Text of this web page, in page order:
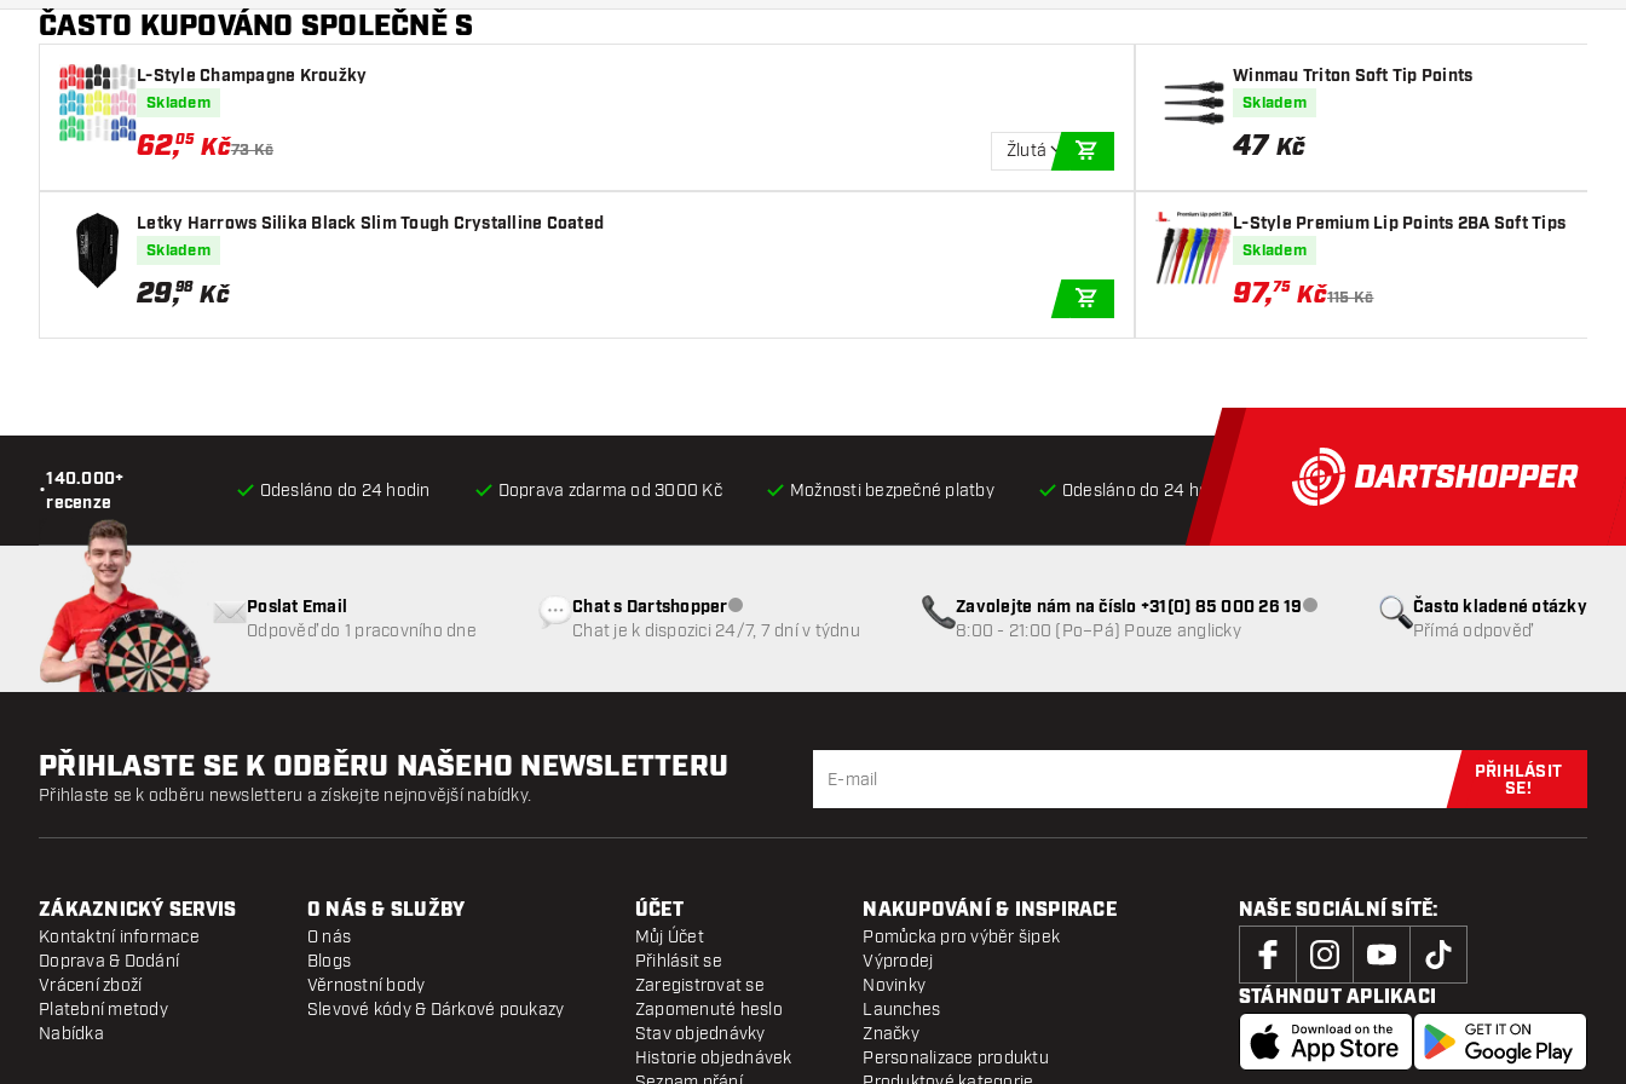
ČASTO KUPOVÁNO SPOLEČNĚ S
L-Style Champagne Kroužky
Skladem
62,05 Kč73 Kč Žlutá
Letky Harrows Silika Black Slim Tough Crystalline Coated
Skladem
29,98 Kč
Winmau Triton Soft Tip Points
Skladem
47 Kč
L-Style Premium Lip Points 2BA Soft Tips
Skladem
97,75 Kč115 Kč
•
140.000+
recenze
Odesláno do 24 hodin Doprava zdarma od 3000 Kč Možnosti bezpečné platby Odesláno do 24 hodin Doprava zdarma od 3000 Kč
Často kladené otázky
Přímá odpověď
Poslat Email
Odpověď do 1 pracovního dne
Chat s DartshopperZákaznický servis nedostupný
Chat je k dispozici 24/7, 7 dní v týdnu
Zavolejte nám na číslo +31(0) 85 000 26 19Zákaznický servis nedostupný
8:00 - 21:00 (Po–Pá) Pouze anglicky
PŘIHLASTE SE K ODBĚRU NAŠEHO NEWSLETTERU
Přihlaste se k odběru newsletteru a získejte nejnovější nabídky.
Přihlaste se
PŘIHLÁSIT
SE!
ZÁKAZNICKÝ SERVIS
Kontaktní informace
Doprava & Dodání
Vrácení zboží
Platební metody
Nabídka
O NÁS & SLUŽBY
O nás
Blogs
Věrnostní body
Slevové kódy & Dárkové poukazy
ÚČET
Můj Účet
Přihlásit se
Zaregistrovat se
Zapomenuté heslo
Stav objednávky
Historie objednávek
NAKUPOVÁNÍ & INSPIRACE
Pomůcka pro výběr šipek
Výprodej
Novinky
Launches
Značky
Personalizace produktu
NAŠE SOCIÁLNÍ SÍTĚ:
STÁHNOUT APLIKACI